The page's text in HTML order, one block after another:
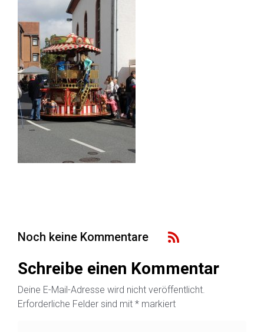
Noch keine Kommentare
Schreibe einen Kommentar
Deine E-Mail-Adresse wird nicht veröffentlicht.
Erforderliche Felder sind mit * markiert